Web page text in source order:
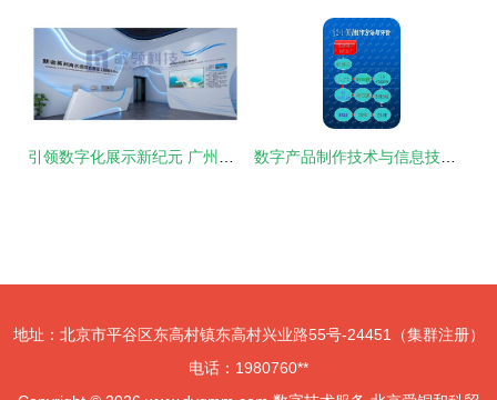
地址：北京市平谷区东高村镇东高村兴业路55号-24451（集群注册）
电话：1980760**